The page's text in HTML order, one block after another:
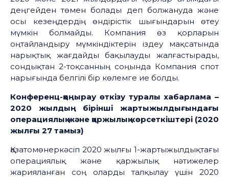
деңгейден төмен болады деп болжануда және
осы кезеңдердің өндірістік шығындарын өтеу
мүмкін болмайды. Компания өз қорларын
оңтайландыру мүмкіндіктерін іздеу мақсатында
нарықтық жағдайды бақылауды жалғастырады,
сондықтан 2-тоқсанның соңында Компания спот
нарығында белгілі бір көлемге ие болды.
Конференц-қоңырау өткізу туралы хабарлама –
2020 жылдың бірінші жартыжылдығындағы
операциялық және қаржылық көрсеткіштері (2020
жылғы 27 тамыз)
Қазатомөнеркәсіп 2020 жылғы 1-жартыжылдықтағы
операциялық және қаржылық нәтижелер
жарияланған соң оларды талқылау үшін 2020